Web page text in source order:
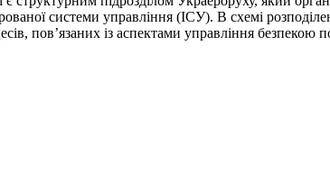
системи управління (ІСУ). В схемі
пов’язаних із аспектами управління безпекою